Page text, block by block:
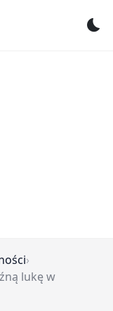
›
lukę w